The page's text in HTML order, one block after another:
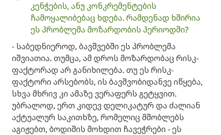
კენჭების, ანუ კონკრემენტების
ჩამოყალიბებაც ხდება. რამდენად ხშირია
ეს პრობლემა მოზარდობის პერიოდში? ​
- საბედნიეროდ, ბავშვებში ეს პრობლემა
იშვიათია. თუმცა, ამ დროს მოზარდობაც რისკ-
ფაქტორად არ განიხილება. თუ ეს რისკ-
ფაქტორი არსებობს, ის ბავშვობიდანვე იწყება,
სხვა მხრივ კი ამაზე ვერაფერს გეტყვით.
უბრალოდ, ერთ კიდევ დელიკატურ და ძალიან
აქტუალურ საკითხზე, რომელიც მშობლებს
აგიჟებთ, ბოდიშის მოხდით ჩავეჭრები - ეს